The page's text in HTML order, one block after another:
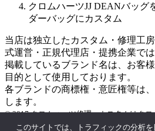
クロムハーツJJ DEANバッグ
ダーバッグにカスタム
当店は独立したカスタム・修理工
式運営・正規代理店・提携企業では
掲載しているブランド名は、お客
目的として使用しております。
各ブランドの商標権・意匠権等は
します。
© 2017 クロムハーツ修理・カスタムはク
×GIAこのサイトでは、トラフィックの分析